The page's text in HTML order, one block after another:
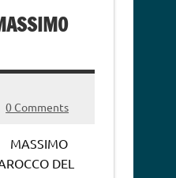
0 Comments
DEL